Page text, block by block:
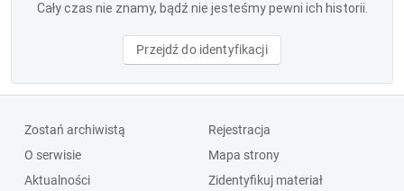
Cały czas nie znamy, bądź nie jesteśmy pewni ich historii.
Przejdź do identyfikacji
Zostań archiwistą
O serwisie
Aktualności
Rejestracja
Mapa strony
Zidentyfikuj materiał